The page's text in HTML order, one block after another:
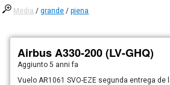
Media /grande /piena
Airbus A330-200 (LV-GHQ)
Aggiunto5 anni fa
Vuelo AR1061 SVO-EZE segunda entrega de